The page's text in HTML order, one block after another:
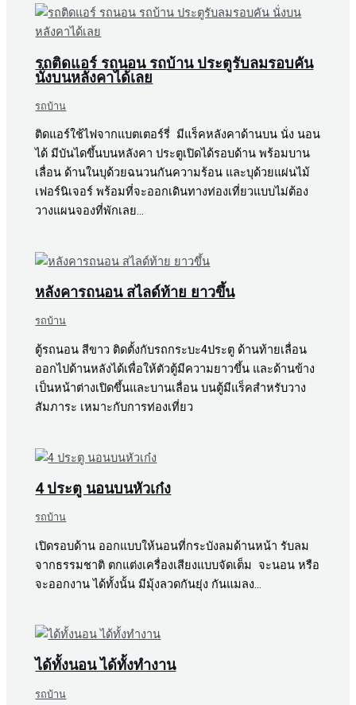
รถติดแอร์ รถนอน รถบ้าน ประตูรับลมรอบคัน
นั่งบนหลังคาได้เลย
รถบ้าน
ติดแอร์ใช้ไฟจากแบตเตอร์รี่ มีแร็คหลังคาด้านบน นั่ง นอน
ได้ มีบันไดขึ้นบนหลังคา ประตูเปิดได้รอบด้าน พร้อมบาน
เลื่อน ด้านในบุด้วยฉนวนกันความร้อน และบุด้วยแผ่นไม้
เฟอร์นิเจอร์ พร้อมที่จะออกเดินทางท่องเที่ยวแบบไม่ต้อง
วางแผนจองที่พักเลย…
หลังคารถนอน สไลด์ท้าย ยาวขึ้น
รถบ้าน
ตู้รถนอน สีขาว ติดตั้งกับรถกระบะ4ประตู ด้านท้ายเลื่อน
ออกไปด้านหลังได้เพื่อให้ตัวตู้มีความยาวขึ้น และด้านข้าง
เป็นหน้าต่างเปิดขึ้นและบานเลื่อน บนตู้มีแร็คสำหรับวาง
สัมภาระ เหมาะกับการท่องเที่ยว
4 ประตู นอนบนหัวเก๋ง
รถบ้าน
เปิดรอบด้าน ออกแบบให้นอนที่กระบังลมด้านหน้า รับลม
จากธรรมชาติ ตกแต่งเครื่องเสียงแบบจัดเต็ม จะนอน หรือ
จะออกงาน ได้ทั้งนั้น มีมุ้งลวดกันยุ่ง กันแมลง…
ได้ทั้งนอน ได้ทั้งทำงาน
รถบ้าน